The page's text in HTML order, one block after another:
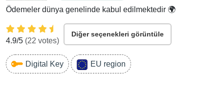
Ödemeler dünya genelinde kabul edilmektedir 🌍
4.9/5 (22 votes)
Diğer seçenekleri görüntüle
Digital Key EU region